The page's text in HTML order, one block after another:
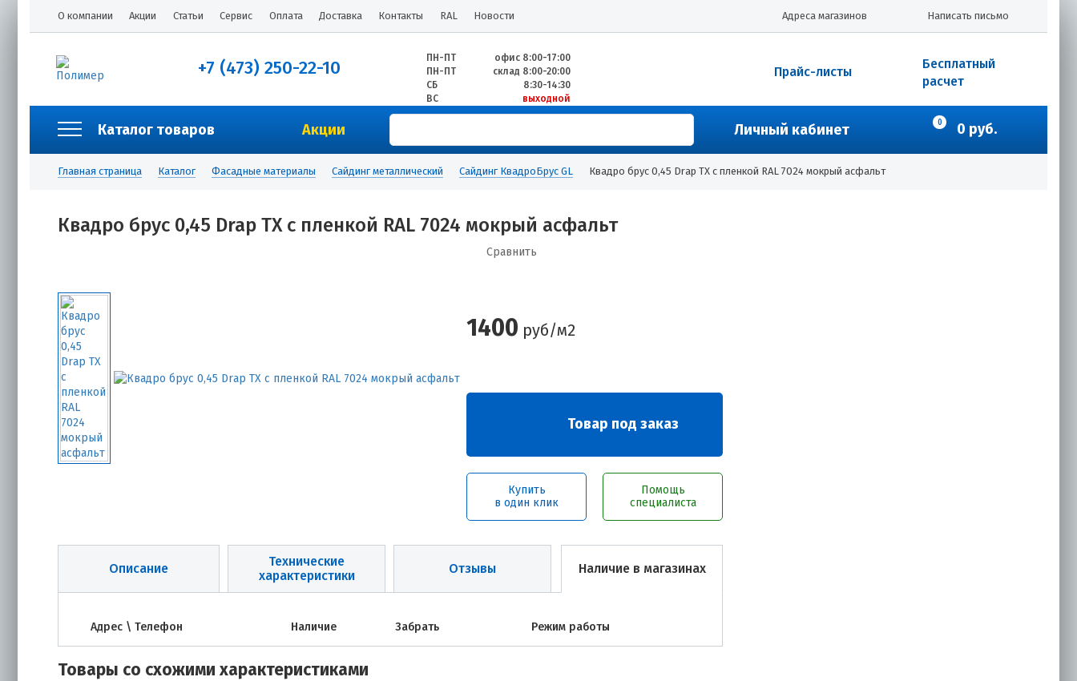
О компании Акции Статьи Сервис Оплата Доставка Контакты RAL Новости Написать письмо
Адреса магазинов
+7 (473) 250-22-10 ПН-ПТ
офис 8:00-17:00
ПН-ПТ
склад 8:00-20:00
СБ
8:30-14:30
ВС
выходной
Бесплатный
расчет
Прайс-листы
Каталог товаров Акции Личный кабинет 0 0 руб.
Главная страница Каталог Фасадные материалы Сайдинг металлический Сайдинг КвадроБрус GL Квадро брус 0,45 Drap TX с пленкой RAL 7024 мокрый асфальт
Квадро брус 0,45 Drap TX с пленкой RAL 7024 мокрый асфальт
Сравнить
1400 руб/м2
Товар под заказ
Купить
в один клик
Помощь
специалиста
Описание
Технические
характеристики
Отзывы Наличие в магазинах
Адрес \ Телефон Наличие Забрать Режим работы
Товары со схожими характеристиками